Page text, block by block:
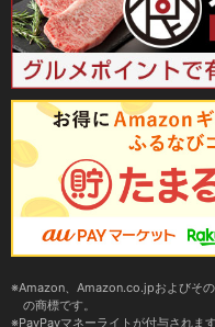
Amazon、Amazon.co.jpおよびそ
の商標です。
PayPayマネーライトが付与されま